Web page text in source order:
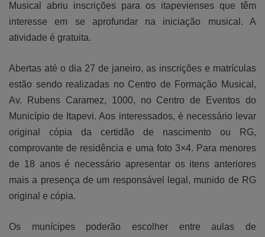
Musical abriu inscrições para os itapevienses que têm
interesse em se aprofundar na iniciação musical. A
atividade é gratuita.
Abertas até o dia 27 de janeiro, as inscrições e matrículas
estão sendo realizadas no Centro de Formação Musical,
Av. Rubens Caramez, 1000, no Centro de Eventos do
Município de Itapevi. Aos interessados, é necessário levar
original cópia da certidão de nascimento ou RG,
comprovante de residência e uma foto 3×4. Para menores
de 18 anos é necessário apresentar os itens anteriores
mais a presença de um responsável legal, munido de RG
original e cópia.
Os munícipes poderão escolher entre aulas de